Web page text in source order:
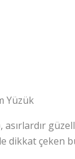
Yüzük
asırlardır
dikkat çeken